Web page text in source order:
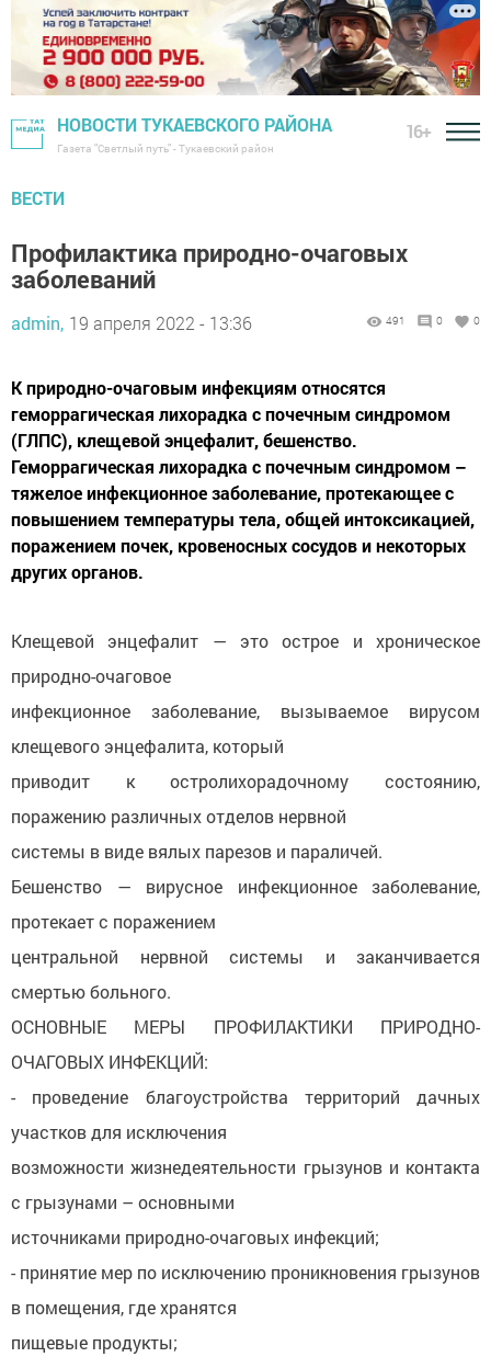
НОВОСТИ ТУКАЕВСКОГО РАЙОНА
Газета "Светлый путь" - Тукаевский район
16+
ВЕСТИ
Профилактика природно-очаговых
заболеваний
admin, 19 апреля 2022 - 13:36 491 0 0
К природно-очаговым инфекциям относятся
геморрагическая лихорадка с почечным синдромом
(ГЛПС), клещевой энцефалит, бешенство.
Геморрагическая лихорадка с почечным синдромом –
тяжелое инфекционное заболевание, протекающее с
повышением температуры тела, общей интоксикацией,
поражением почек, кровеносных сосудов и некоторых
других органов.
Клещевой энцефалит — это острое и хроническое
природно-очаговое
инфекционное заболевание, вызываемое вирусом
клещевого энцефалита, который
приводит к остролихорадочному состоянию,
поражению различных отделов нервной
системы в виде вялых парезов и параличей.
Бешенство — вирусное инфекционное заболевание,
протекает с поражением
центральной нервной системы и заканчивается
смертью больного.
ОСНОВНЫЕ МЕРЫ ПРОФИЛАКТИКИ ПРИРОДНО-
ОЧАГОВЫХ ИНФЕКЦИЙ:
- проведение благоустройства территорий дачных
участков для исключения
возможности жизнедеятельности грызунов и контакта
с грызунами – основными
источниками природно-очаговых инфекций;
- принятие мер по исключению проникновения грызунов
в помещения, где хранятся
пищевые продукты;